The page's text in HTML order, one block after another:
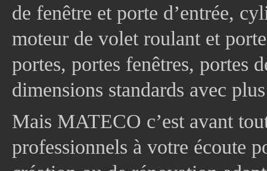
de fenêtre et porte d’entrée,
moteur de volet roulant et
portes, portes fenêtres, portes
dimensions standards avec
Mais MATECO c’est avant
professionnels à votre écoute